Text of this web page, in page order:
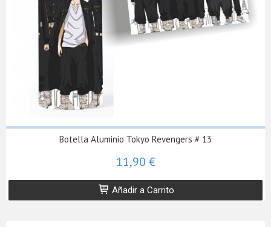
Botella Aluminio Tokyo Revengers # 13
11,90 €
Añadir a Carrito